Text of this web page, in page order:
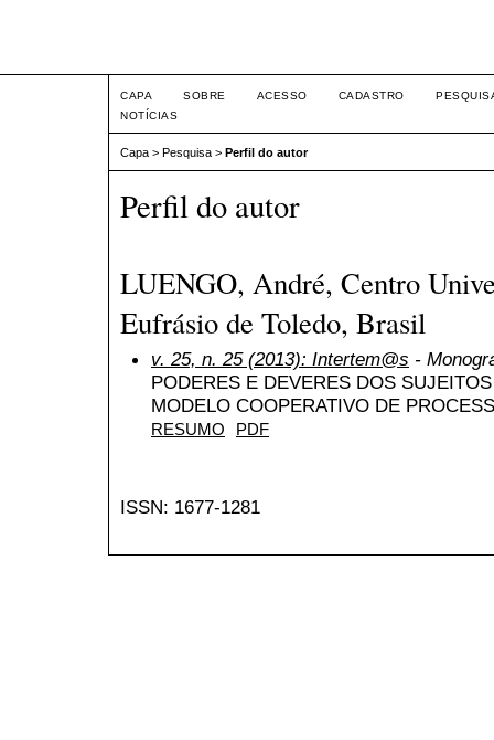
CAPA SOBRE ACESSO CADASTRO
NOTÍCIAS
Capa > Pesquisa > Perfil do autor
Perfil do autor
LUENGO, André, Centro
Eufrásio de Toledo, Brasil
v. 25, n. 25 (2013): Intertem@s -
PODERES E DEVERES DOS
MODELO COOPERATIVO DE
RESUMO PDF
ISSN: 1677-1281